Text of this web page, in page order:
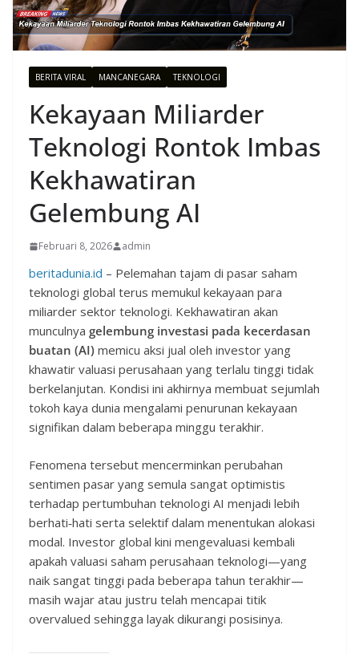
BERITA VIRAL MANCANEGARA TEKNOLOGI
Kekayaan Miliarder
Teknologi Rontok Imbas
Kekhawatiran
Gelembung AI
Februari 8, 2026 admin
beritadunia.id – Pelemahan tajam di pasar saham
teknologi global terus memukul kekayaan para
miliarder sektor teknologi. Kekhawatiran akan
munculnya gelembung investasi pada kecerdasan
buatan (AI) memicu aksi jual oleh investor yang
khawatir valuasi perusahaan yang terlalu tinggi tidak
berkelanjutan. Kondisi ini akhirnya membuat sejumlah
tokoh kaya dunia mengalami penurunan kekayaan
signifikan dalam beberapa minggu terakhir.
Fenomena tersebut mencerminkan perubahan
sentimen pasar yang semula sangat optimistis
terhadap pertumbuhan teknologi AI menjadi lebih
berhati‑hati serta selektif dalam menentukan alokasi
modal. Investor global kini mengevaluasi kembali
apakah valuasi saham perusahaan teknologi—yang
naik sangat tinggi pada beberapa tahun terakhir—
masih wajar atau justru telah mencapai titik
overvalued sehingga layak dikurangi posisinya.